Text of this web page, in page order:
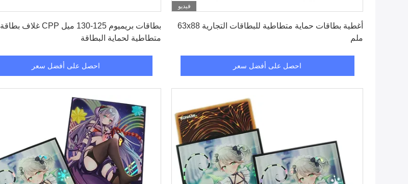
فيديو
أغطية بطاقات حماية متطاطية للبطاقات التجارية 63x88
ملم
احصل على أفضل سعر
بطاقات بريميوم 125-130 ميل CPP غلاف بطاقة
متطاطية لحماية البطاقة
احصل على أفضل سعر